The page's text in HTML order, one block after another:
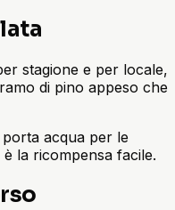
stagione e per locale,
di pino appeso che
acqua per le
la ricompensa facile.